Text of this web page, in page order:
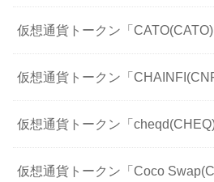
仮想通貨トークン「CATO(CATO)
仮想通貨トークン「
仮想通貨トークン「cheqd(CHEQ)
仮想通貨トークン「Coco